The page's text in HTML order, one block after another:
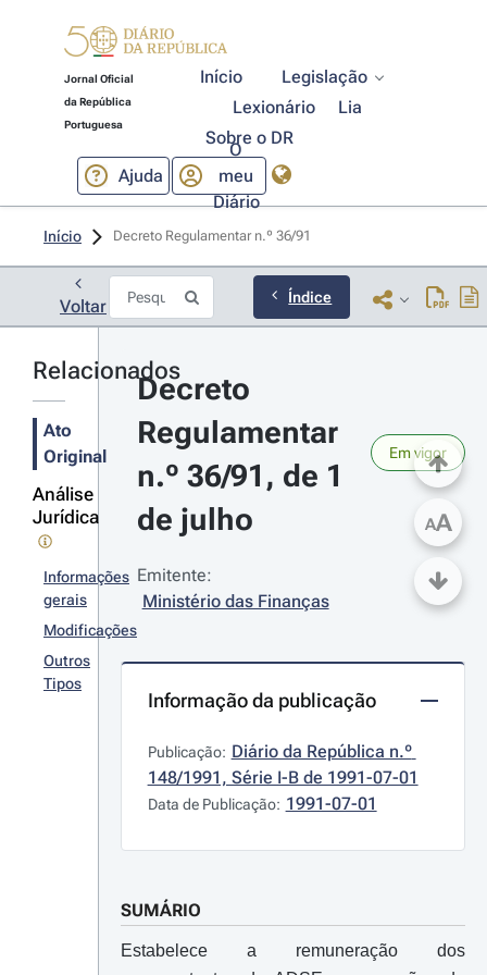
Jornal Oficial
da República
Portuguesa
Início
Legislação
Lexionário
Lia
Sobre o DR
Ajuda
O
meu
Diário
Início Decreto Regulamentar n.º 36/91
Voltar Índice
Relacionados
Ato
Original
Análise
Jurídica
Informações
gerais
Modificações
Outros
Tipos
Decreto
Regulamentar
n.º 36/91, de 1
de julho
Em vigor
Emitente:
Ministério das Finanças
Informação da publicação
Publicação: Diário da República n.º
148/1991, Série I-B de 1991-07-01
Data de Publicação: 1991-07-01
SUMÁRIO
Estabelece a remuneração dos
AA